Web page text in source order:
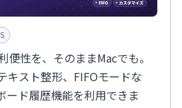
性を、そのままMacでも。
キスト整形、FIFOモードな
ード履歴機能を利用できま